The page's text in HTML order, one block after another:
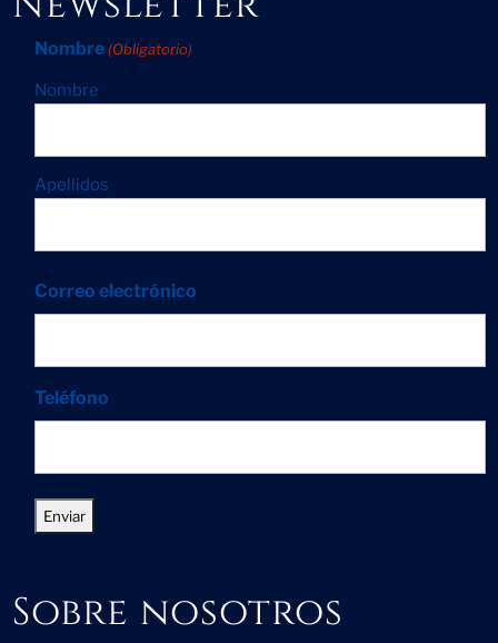
Nombre (Obligatorio)
Nombre
Apellidos
Correo electrónico
Teléfono
Sobre nosotros